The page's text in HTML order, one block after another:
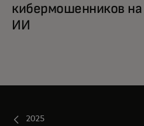
кибермошенников на
ИИ
2025